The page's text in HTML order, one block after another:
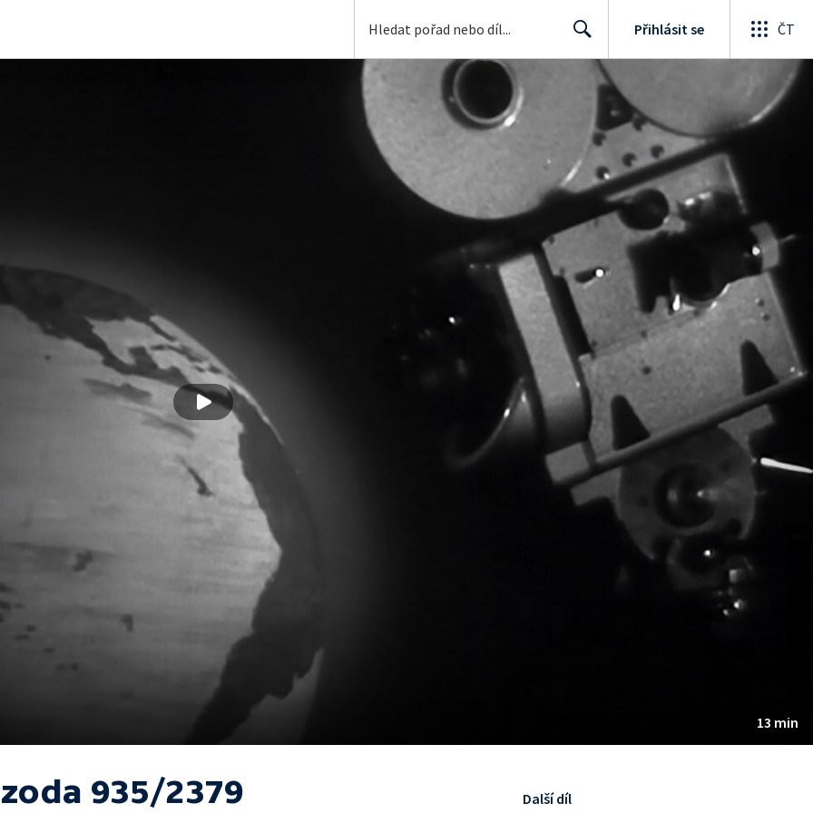
Search
Přihlásit se ČT
13 min
935/2379 Další díl